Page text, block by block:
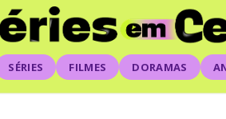
SÉRIES FILMES DORAMAS